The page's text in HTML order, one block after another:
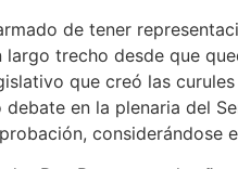
de tener
trecho desde que
que creó las
en la plenaria del
considerándose